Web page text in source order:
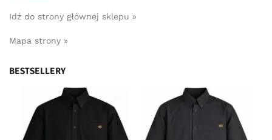
Idź do strony głównej sklepu »
Mapa strony »
BESTSELLERY